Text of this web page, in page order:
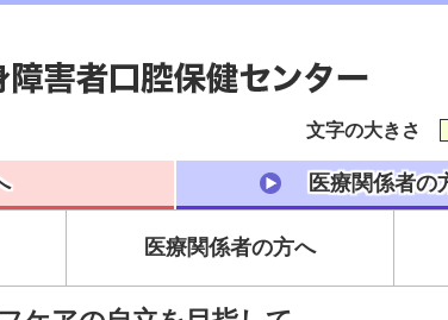
文字の大きさ
医療関係者の
医療関係者の方へ